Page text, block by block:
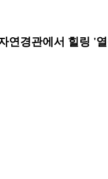
연경관에서 힐링 '